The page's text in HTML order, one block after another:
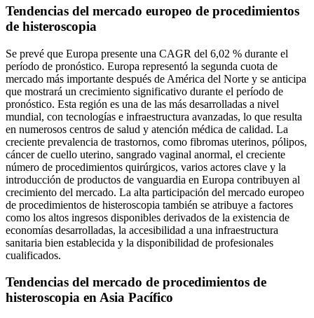
Tendencias del mercado europeo de procedimientos
de histeroscopia
Se prevé que Europa presente una CAGR del 6,02 % durante el
período de pronóstico. Europa representó la segunda cuota de
mercado más importante después de América del Norte y se anticipa
que mostrará un crecimiento significativo durante el período de
pronóstico. Esta región es una de las más desarrolladas a nivel
mundial, con tecnologías e infraestructura avanzadas, lo que resulta
en numerosos centros de salud y atención médica de calidad. La
creciente prevalencia de trastornos, como fibromas uterinos, pólipos,
cáncer de cuello uterino, sangrado vaginal anormal, el creciente
número de procedimientos quirúrgicos, varios actores clave y la
introducción de productos de vanguardia en Europa contribuyen al
crecimiento del mercado. La alta participación del mercado europeo
de procedimientos de histeroscopia también se atribuye a factores
como los altos ingresos disponibles derivados de la existencia de
economías desarrolladas, la accesibilidad a una infraestructura
sanitaria bien establecida y la disponibilidad de profesionales
cualificados.
Tendencias del mercado de procedimientos de
histeroscopia en Asia Pacífico